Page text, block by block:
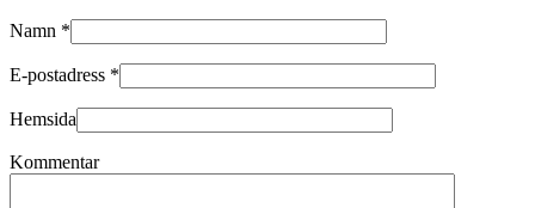
Namn *
E-postadress *
Hemsida
Kommentar